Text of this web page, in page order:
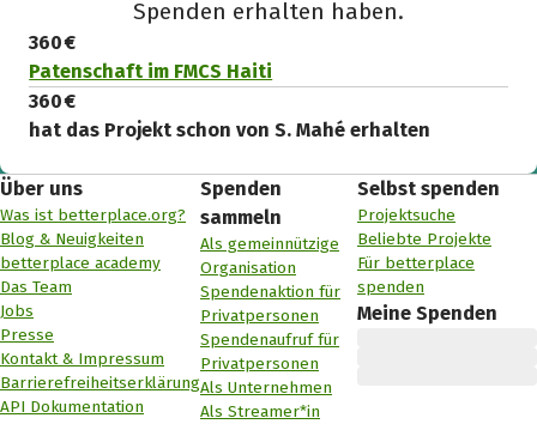
Spenden erhalten haben.
360 €
Patenschaft im FMCS Haiti
360 €
hat das Projekt schon von S. Mahé erhalten
Über uns
Was ist betterplace.org?
Blog & Neuigkeiten
betterplace academy
Das Team
Jobs
Presse
Kontakt & Impressum
Barrierefreiheitserklärung
API Dokumentation
Spenden
sammeln
Als gemeinnützige
Organisation
Spendenaktion für
Privatpersonen
Spendenaufruf für
Privatpersonen
Als Unternehmen
Als Streamer*in
Selbst spenden
Projektsuche
Beliebte Projekte
Für betterplace
spenden
Meine Spenden